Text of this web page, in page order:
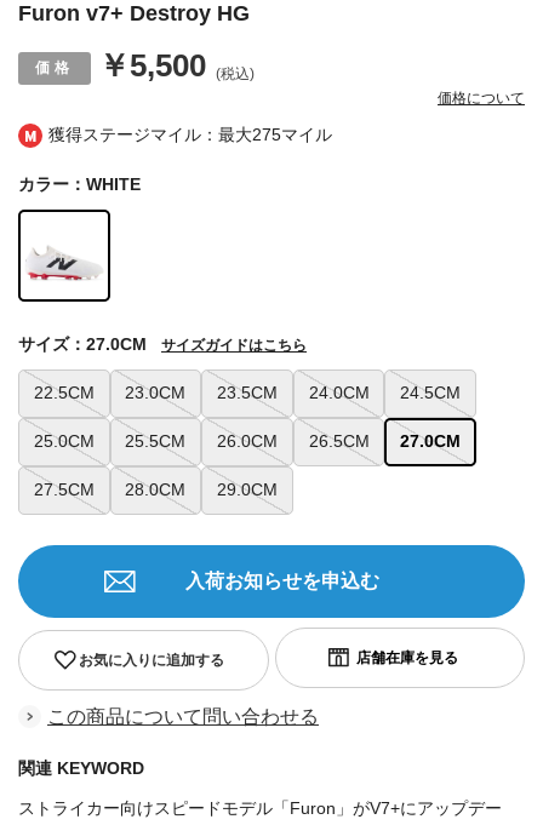
獲得ステージマイル：最大275マイル
Furon v7+ Destroy HG
￥5,500 (税込)
価格について
カラー：WHITE
22.5CM 23.0CM 23.5CM 24.0CM 24.5CM
25.0CM 25.5CM 26.0CM 26.5CM 27.0CM
27.5CM 28.0CM 29.0CM
サイズ：27.0CM サイズガイドはこちら
お気に入りに追加する
入荷お知らせを申込む
この商品について問い合わせる
関連 KEYWORD
ストライカー向けスピードモデル「Furon」がV7+にアップデー